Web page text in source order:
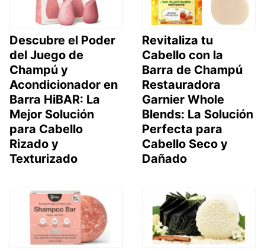
Descubre el Poder
del Juego de
Champú y
Acondicionador en
Barra HiBAR: La
Mejor Solución
para Cabello
Rizado y
Texturizado
Revitaliza tu
Cabello con la
Barra de Champú
Restauradora
Garnier Whole
Blends: La Solución
Perfecta para
Cabello Seco y
Dañado